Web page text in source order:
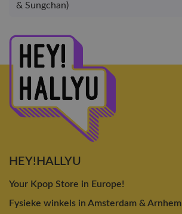
& Sungchan)
HEY!HALLYU
Your Kpop Store in Europe!
Fysieke winkels in Amsterdam & Arnhem